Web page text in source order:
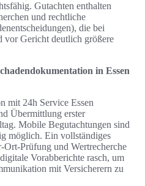
Gutachten enthalten
und rechtliche
die bei
vor Gericht deutlich größere
in Essen
mit 24h Service Essen
Übermittlung erster
Mobile Begutachtungen sind
möglich. Ein vollständiges
Prüfung und Wertrecherche
Vorabberichte rasch, um
mit Versicherern zu